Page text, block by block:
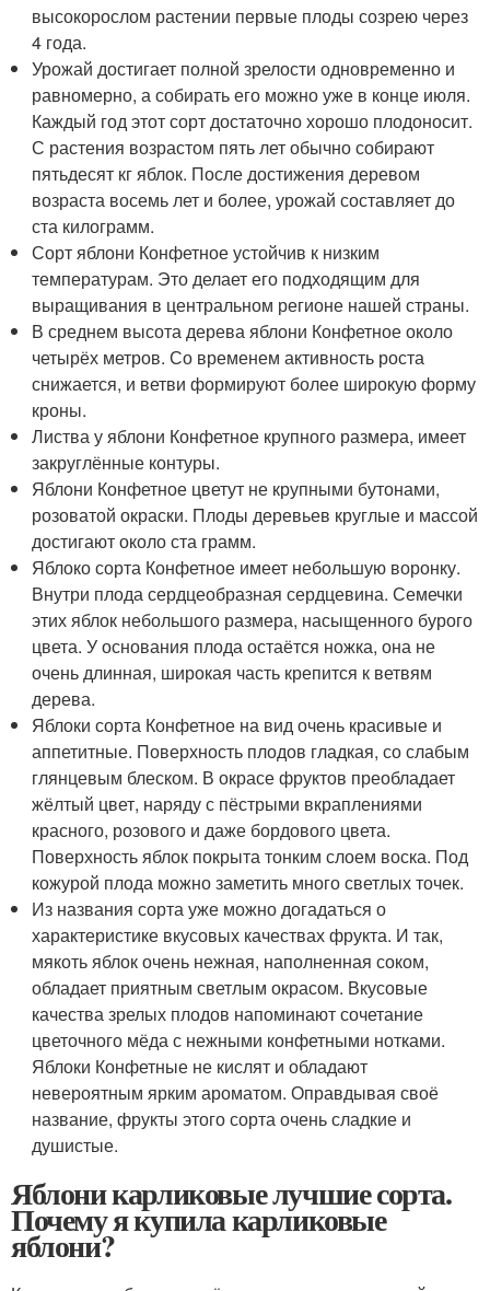
высокорослом растении первые плоды созрею через
4 года.
Урожай достигает полной зрелости одновременно и
равномерно, а собирать его можно уже в конце июля.
Каждый год этот сорт достаточно хорошо плодоносит.
С растения возрастом пять лет обычно собирают
пятьдесят кг яблок. После достижения деревом
возраста восемь лет и более, урожай составляет до
ста килограмм.
Сорт яблони Конфетное устойчив к низким
температурам. Это делает его подходящим для
выращивания в центральном регионе нашей страны.
В среднем высота дерева яблони Конфетное около
четырёх метров. Со временем активность роста
снижается, и ветви формируют более широкую форму
кроны.
Листва у яблони Конфетное крупного размера, имеет
закруглённые контуры.
Яблони Конфетное цветут не крупными бутонами,
розоватой окраски. Плоды деревьев круглые и массой
достигают около ста грамм.
Яблоко сорта Конфетное имеет небольшую воронку.
Внутри плода сердцеобразная сердцевина. Семечки
этих яблок небольшого размера, насыщенного бурого
цвета. У основания плода остаётся ножка, она не
очень длинная, широкая часть крепится к ветвям
дерева.
Яблоки сорта Конфетное на вид очень красивые и
аппетитные. Поверхность плодов гладкая, со слабым
глянцевым блеском. В окрасе фруктов преобладает
жёлтый цвет, наряду с пёстрыми вкраплениями
красного, розового и даже бордового цвета.
Поверхность яблок покрыта тонким слоем воска. Под
кожурой плода можно заметить много светлых точек.
Из названия сорта уже можно догадаться о
характеристике вкусовых качествах фрукта. И так,
мякоть яблок очень нежная, наполненная соком,
обладает приятным светлым окрасом. Вкусовые
качества зрелых плодов напоминают сочетание
цветочного мёда с нежными конфетными нотками.
Яблоки Конфетные не кислят и обладают
невероятным ярким ароматом. Оправдывая своё
название, фрукты этого сорта очень сладкие и
душистые.
Яблони карликовые лучшие сорта.
Почему я купила карликовые
яблони?